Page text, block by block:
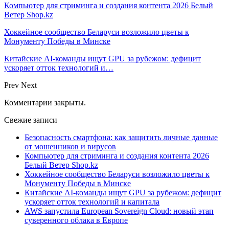
Компьютер для стриминга и создания контента 2026 Белый
Ветер Shop.kz
Хоккейное сообщество Беларуси возложило цветы к
Монументу Победы в Минске
Китайские AI-команды ищут GPU за рубежом: дефицит
ускоряет отток технологий и…
Prev Next
Комментарии закрыты.
Свежие записи
Безопасность смартфона: как защитить личные данные
от мошенников и вирусов
Компьютер для стриминга и создания контента 2026
Белый Ветер Shop.kz
Хоккейное сообщество Беларуси возложило цветы к
Монументу Победы в Минске
Китайские AI-команды ищут GPU за рубежом: дефицит
ускоряет отток технологий и капитала
AWS запустила European Sovereign Cloud: новый этап
суверенного облака в Европе